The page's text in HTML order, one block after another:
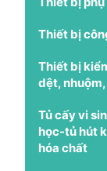
Thiết bị
Thiết bị
dệt,
Tủ cấy vi
học-tủ hút
hóa chất